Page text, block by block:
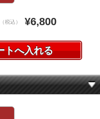
（税込） ¥6,800